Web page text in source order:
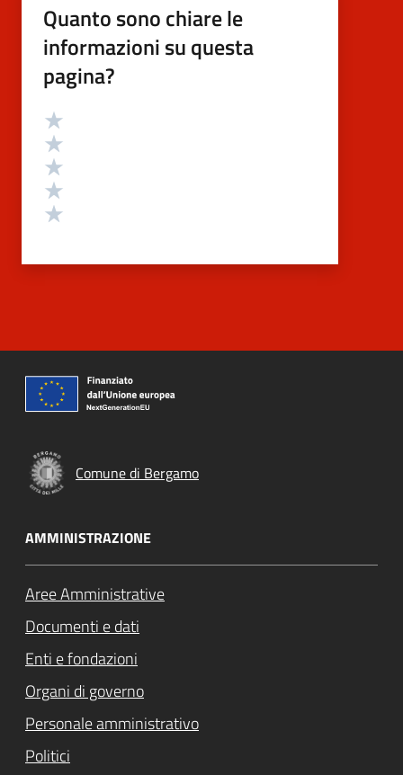
Quanto sono chiare le
informazioni su questa
pagina?
Valutazione
Comune di Bergamo
AMMINISTRAZIONE
Aree Amministrative
Documenti e dati
Enti e fondazioni
Organi di governo
Personale amministrativo
Politici